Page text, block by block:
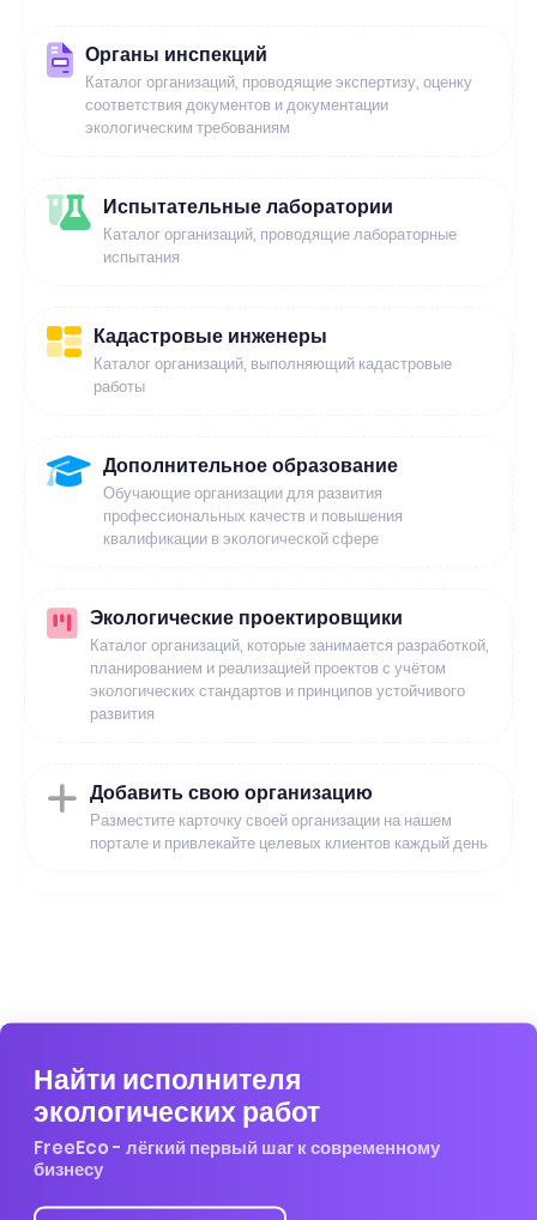
Органы инспекций
Каталог организаций, проводящие экспертизу, оценку
соответствия документов и документации
экологическим требованиям
Испытательные лаборатории
Каталог организаций, проводящие лабораторные
испытания
Кадастровые инженеры
Каталог организаций, выполняющий кадастровые
работы
Дополнительное образование
Обучающие организации для развития
профессиональных качеств и повышения
квалификации в экологической сфере
Экологические проектировщики
Каталог организаций, которые занимается разработкой,
планированием и реализацией проектов с учётом
экологических стандартов и принципов устойчивого
развития
Добавить свою организацию
Разместите карточку своей организации на нашем
портале и привлекайте целевых клиентов каждый день
Найти исполнителя
экологических работ
FreeEco - лёгкий первый шаг к современному
бизнесу